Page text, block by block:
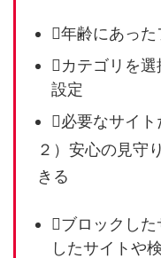
年齢にあっ
カテゴリを
設定
必要なサイ
２）安心の見守
きる
ブロックし
したサイトや